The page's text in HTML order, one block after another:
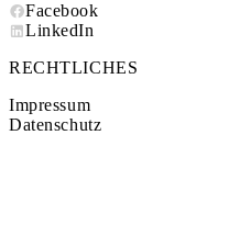
Facebook
LinkedIn
RECHTLICHES
Impressum
Datenschutz